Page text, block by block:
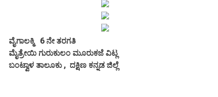
ವೈಗಾಲಕ್ಮಿ 6 ನೇ ತರಗತಿ
ಮೈತ್ರೇಯಿ ಗುರುಕುಲಂ ಮೂರುಕಜೆ ವಿಟ್ಲ
ಬಂಟ್ವಾಳ ತಾಲೂಕು , ದಕ್ಷಿಣ ಕನ್ನಡ ಜಿಲ್ಲೆ